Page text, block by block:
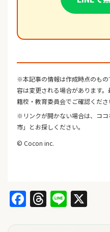
※本記事の情報は作成時点のも
容は変更される場合があります
籍校・教育委員会でご確認くださ
※リンクが開かない場合は、コ
市」とお探しください。
© Cocon inc.
Facebook
Threads
Line